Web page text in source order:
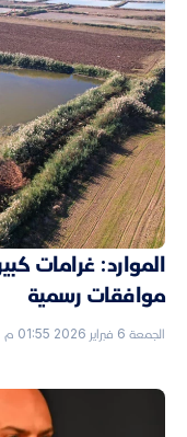
الموارد: غرامات
موافقات رسمية
الجمعة 6 فبراير 2026 01:55 م